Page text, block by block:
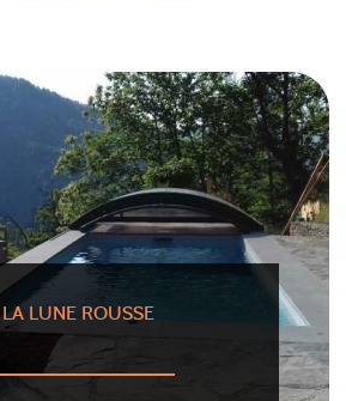
LA LUNE ROUSSE